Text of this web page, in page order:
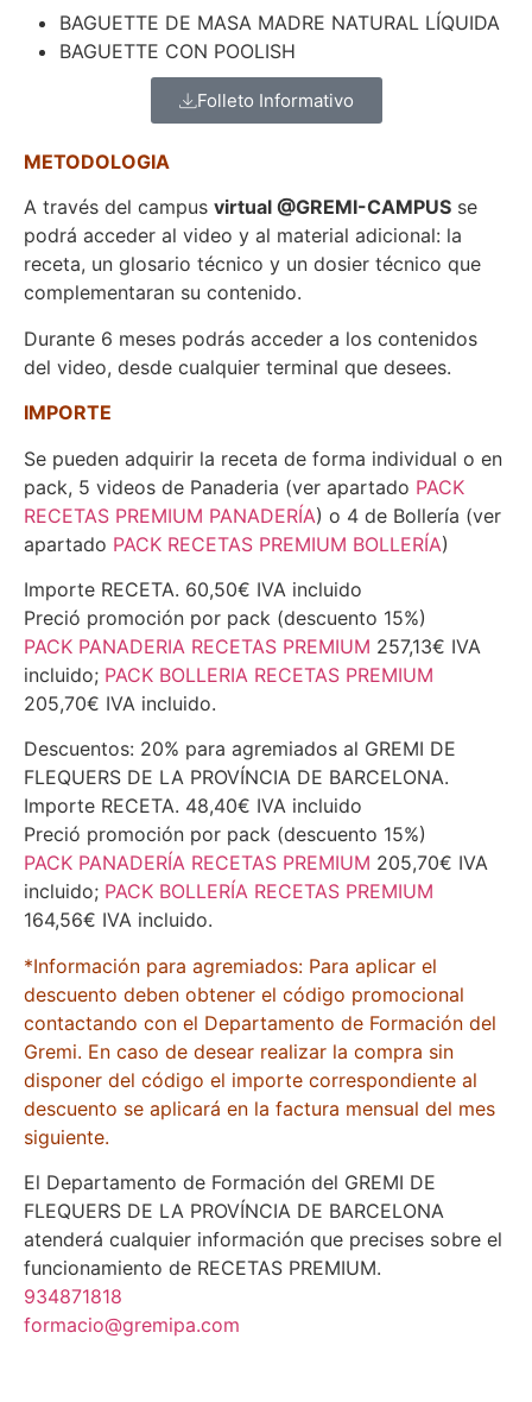
BAGUETTE DE MASA MADRE NATURAL LÍQUIDA
BAGUETTE CON POOLISH
Folleto Informativo
METODOLOGIA
A través del campus virtual @GREMI-CAMPUS se
podrá acceder al video y al material adicional: la
receta, un glosario técnico y un dosier técnico que
complementaran su contenido.
Durante 6 meses podrás acceder a los contenidos
del video, desde cualquier terminal que desees.
IMPORTE
Se pueden adquirir la receta de forma individual o en
pack, 5 videos de Panaderia (ver apartado PACK
RECETAS PREMIUM PANADERÍA) o 4 de Bollería (ver
apartado PACK RECETAS PREMIUM BOLLERÍA)
Importe RECETA. 60,50€ IVA incluido
Preció promoción por pack (descuento 15%)
PACK PANADERIA RECETAS PREMIUM 257,13€ IVA
incluido; PACK BOLLERIA RECETAS PREMIUM
205,70€ IVA incluido.
Descuentos: 20% para agremiados al GREMI DE
FLEQUERS DE LA PROVÍNCIA DE BARCELONA.
Importe RECETA. 48,40€ IVA incluido
Preció promoción por pack (descuento 15%)
PACK PANADERÍA RECETAS PREMIUM 205,70€ IVA
incluido; PACK BOLLERÍA RECETAS PREMIUM
164,56€ IVA incluido.
*Información para agremiados: Para aplicar el
descuento deben obtener el código promocional
contactando con el Departamento de Formación del
Gremi. En caso de desear realizar la compra sin
disponer del código el importe correspondiente al
descuento se aplicará en la factura mensual del mes
siguiente.
El Departamento de Formación del GREMI DE
FLEQUERS DE LA PROVÍNCIA DE BARCELONA
atenderá cualquier información que precises sobre el
funcionamiento de RECETAS PREMIUM.
934871818
formacio@gremipa.com